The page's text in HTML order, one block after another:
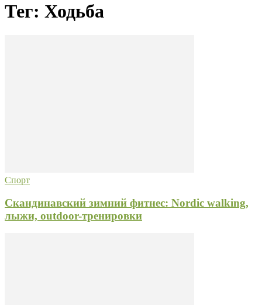
Тег: Ходьба
Спорт
Скандинавский зимний фитнес: Nordic walking,
лыжи, outdoor-тренировки